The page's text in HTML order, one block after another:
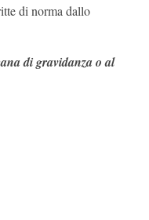
di norma dallo
di gravidanza o al